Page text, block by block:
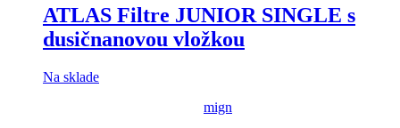
ATLAS Filtre JUNIOR SINGLE s
dusičnanovou vložkou
Na sklade
mign